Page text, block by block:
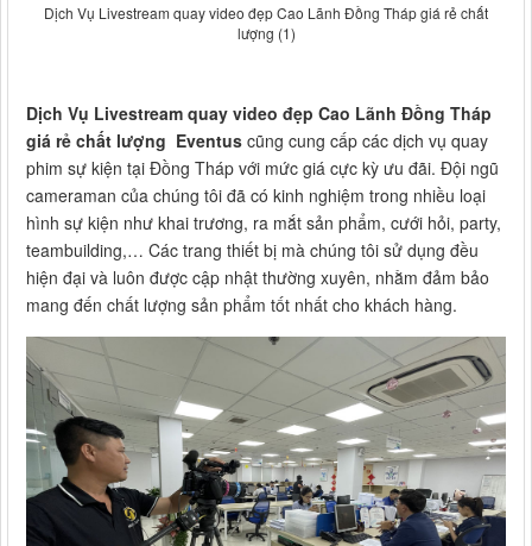
Dịch Vụ Livestream quay video đẹp Cao Lãnh Đồng Tháp giá rẻ chất
lượng (1)
Dịch Vụ Livestream quay video đẹp Cao Lãnh Đồng Tháp
giá rẻ chất lượng Eventus cũng cung cấp các dịch vụ quay
phim sự kiện tại Đồng Tháp với mức giá cực kỳ ưu đãi. Đội ngũ
cameraman của chúng tôi đã có kinh nghiệm trong nhiều loại
hình sự kiện như khai trương, ra mắt sản phẩm, cưới hỏi, party,
teambuilding,… Các trang thiết bị mà chúng tôi sử dụng đều
hiện đại và luôn được cập nhật thường xuyên, nhằm đảm bảo
mang đến chất lượng sản phẩm tốt nhất cho khách hàng.